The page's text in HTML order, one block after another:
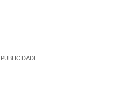
PUBLICIDADE